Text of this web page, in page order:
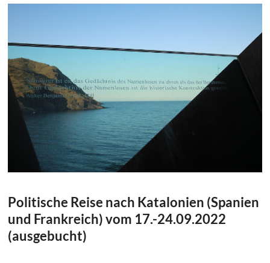
Politische Reise nach Katalonien (Spanien
und Frankreich) vom 17.-24.09.2022
(ausgebucht)